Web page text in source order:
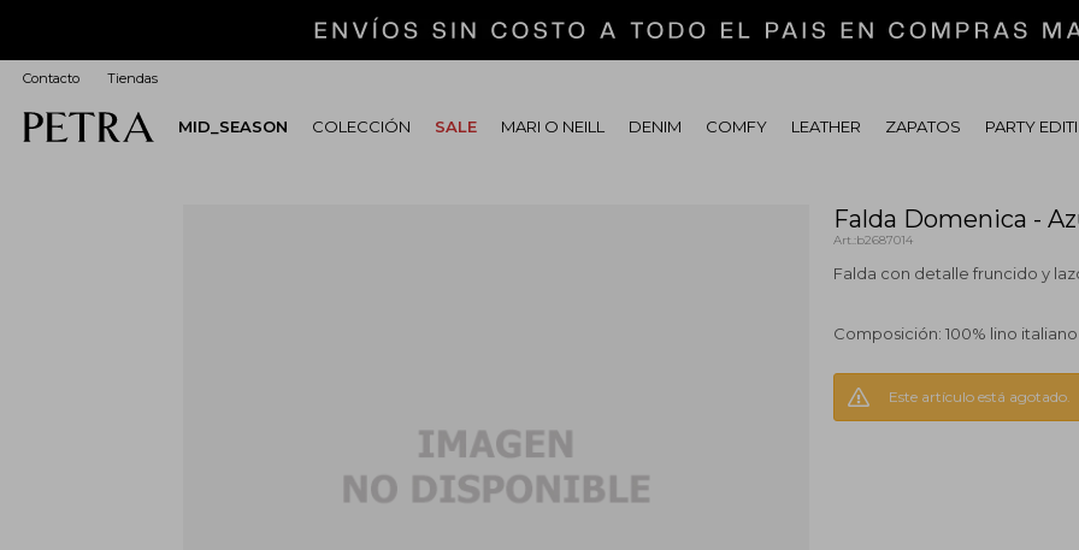
MID_SEASON COLECCIÓN SALE MARI O NEILL DENIM COMFY LEATHER ZAPATOS PARTY
Contacto Tiendas
Falda Domenica -
b2687014
Falda con detalle fruncido y
Composición: 100% lino italiano
Este artículo está agotado.